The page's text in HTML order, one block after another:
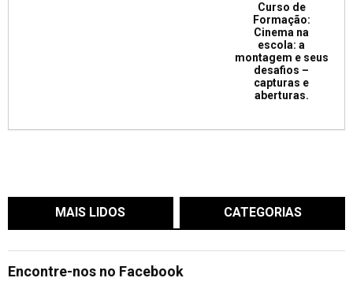
Curso de
Formação:
Cinema na
escola: a
montagem e seus
desafios –
capturas e
aberturas.
MAIS LIDOS CATEGORIAS
Encontre-nos no Facebook